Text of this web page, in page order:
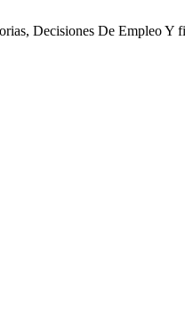
Decisiones De Empleo